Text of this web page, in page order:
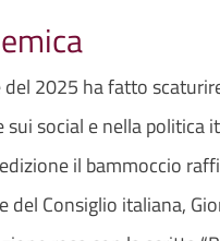
del 2025 ha fatto
sui social e nella politica
il bammoccio
del Consiglio italiana,